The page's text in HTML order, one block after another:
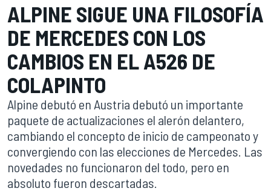
ALPINE SIGUE UNA FILOSOFÍA
DE MERCEDES CON LOS
CAMBIOS EN EL A526 DE
COLAPINTO
Alpine debutó en Austria debutó un importante
paquete de actualizaciones el alerón delantero,
cambiando el concepto de inicio de campeonato y
convergiendo con las elecciones de Mercedes. Las
novedades no funcionaron del todo, pero en
absoluto fueron descartadas.